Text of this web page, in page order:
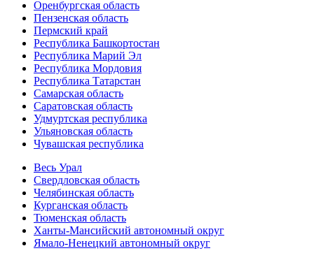
Оренбургская область
Пензенская область
Пермский край
Республика Башкортостан
Республика Марий Эл
Республика Мордовия
Республика Татарстан
Самарская область
Саратовская область
Удмуртская республика
Ульяновская область
Чувашская республика
Весь Урал
Свердловская область
Челябинская область
Курганская область
Тюменская область
Ханты-Мансийский автономный округ
Ямало-Ненецкий автономный округ